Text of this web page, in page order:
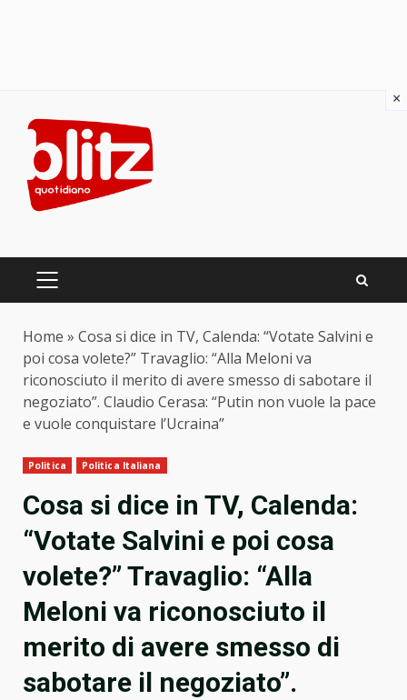
content
PRIMARY
Home » Cosa si dice in TV, Calenda: “Votate Salvini e
poi cosa volete?” Travaglio: “Alla Meloni va
riconosciuto il merito di avere smesso di sabotare il
negoziato”. Claudio Cerasa: “Putin non vuole la pace
e vuole conquistare l’Ucraina”
Politica Politica Italiana
Cosa si dice in TV, Calenda:
“Votate Salvini e poi cosa
volete?” Travaglio: “Alla
Meloni va riconosciuto il
merito di avere smesso di
sabotare il negoziato”.
×